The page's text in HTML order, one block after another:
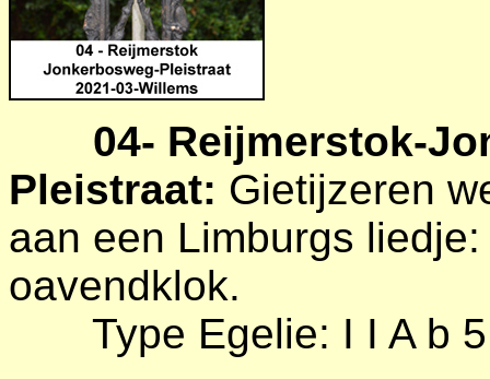
04- Reijmerstok-
Pleistraat: Gietijzeren
aan een Limburgs
oavendklok.
Type Egelie: I I A b